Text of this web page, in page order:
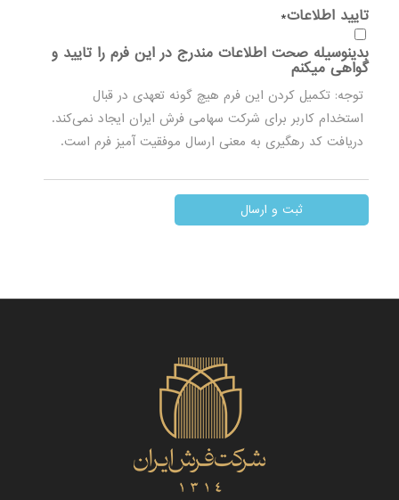
تایید اطلاعات*
بدینوسیله صحت اطلاعات مندرج در این فرم را تایید و
گواهی میکنم
توجه: تکمیل کردن این فرم هیچ گونه تعهدی در قبال
استخدام کاربر برای شرکت سهامی فرش ایران ایجاد نمی‌کند.
دریافت کد رهگیری به معنی ارسال موفقیت آمیز فرم است.